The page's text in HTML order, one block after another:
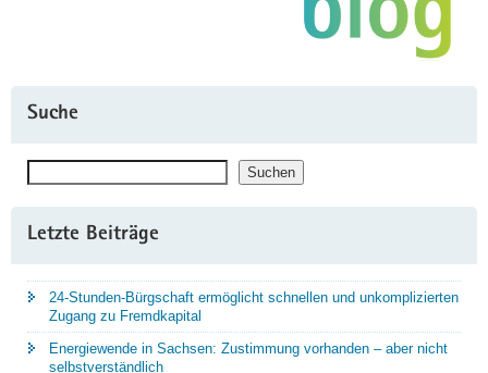
Suche
Suchen
Letzte Beiträge
24-Stunden-Bürgschaft ermöglicht schnellen und unkomplizierten
Zugang zu Fremdkapital
Energiewende in Sachsen: Zustimmung vorhanden – aber nicht
selbstverständlich